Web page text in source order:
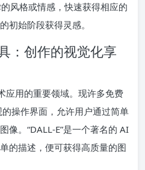
风格或情感，快速获得相应的
初始阶段获得灵感。
：创作的视觉化享
应用的重要领域。现许多免费
操作界面，允许用户通过简单
像。“DALL-E”是一个著名的 AI
的描述，便可获得高质量的图